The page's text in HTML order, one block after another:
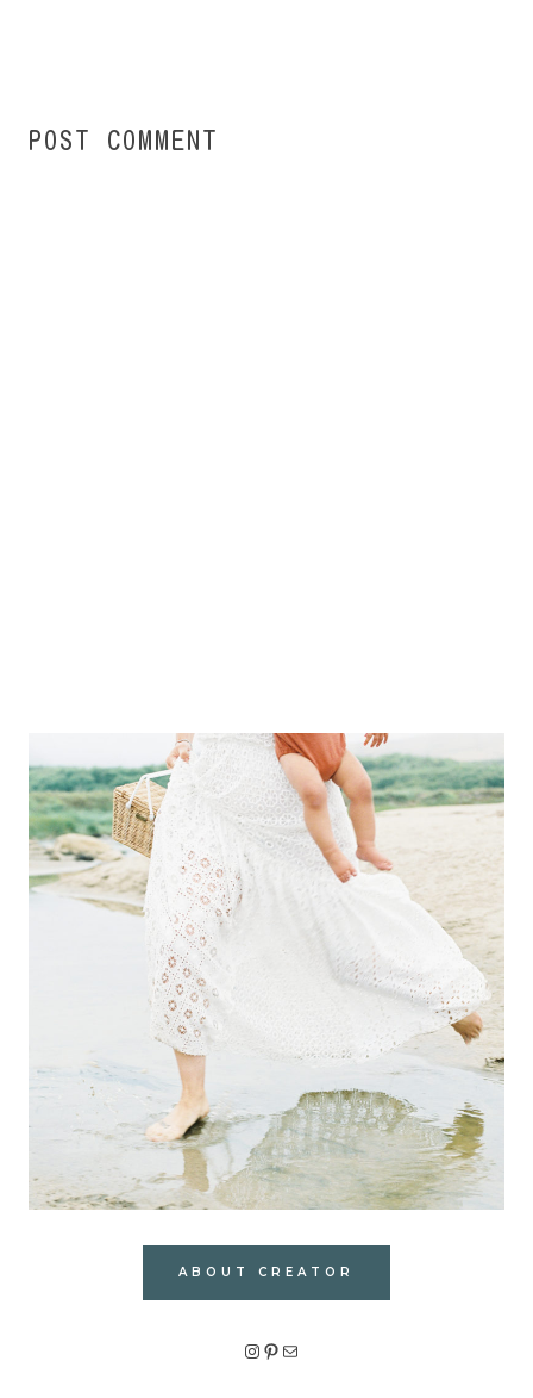
POST COMMENT
ABOUT CREATOR
Instagram
Pinterest
メール